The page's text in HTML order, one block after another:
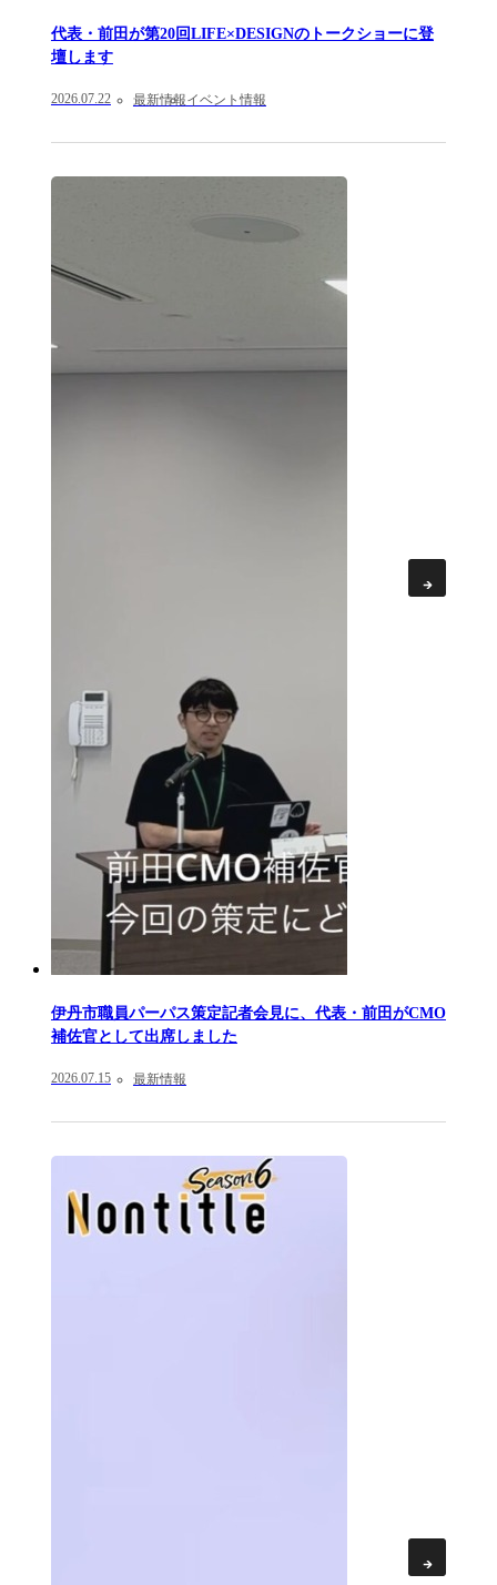
代表・前田が第20回LIFE×DESIGNのトークショーに登
壇します
2026.07.22 最新情報イベント情報
伊丹市職員パーパス策定記者会見に、代表・前田がCMO
補佐官として出席しました
2026.07.15 最新情報